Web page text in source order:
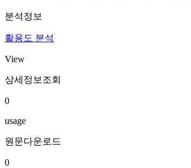
분석정보
활용도 분석
View
상세정보조회
0
usage
원문다운로드
0